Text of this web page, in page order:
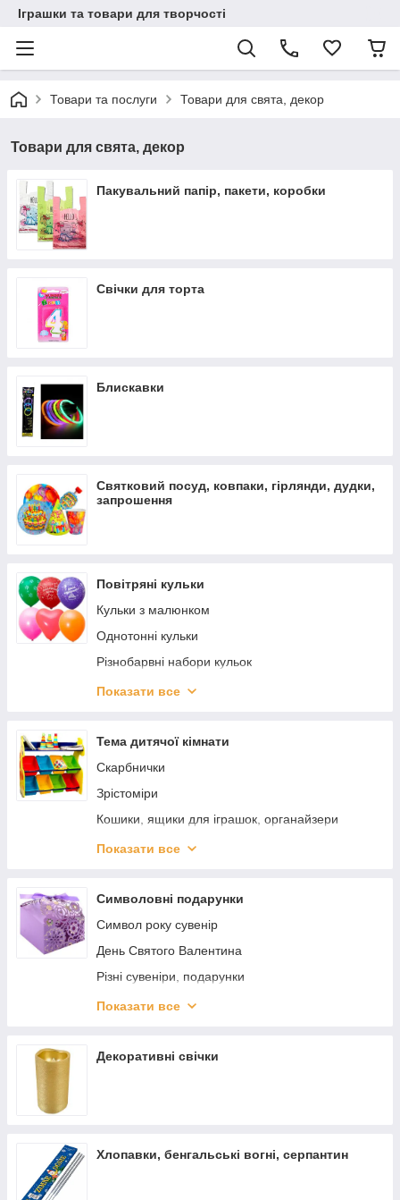
Іграшки та товари для творчості
Товари та послуги Товари для свята, декор
Товари для свята, декор
Пакувальний папір, пакети, коробки
Свічки для торта
Блискавки
Святковий посуд, ковпаки, гірлянди, дудки,
запрошення
Повітряні кульки
Кульки з малюнком
Однотонні кульки
Різнобарвні набори кульок
Тримачі, насоси для куль
Показати все
Тема дитячої кімнати
Скарбнички
Зрістоміри
Кошики, ящики для іграшок, органайзери
Подушки декоративні для дитячої
Дитячі столики зі стільчиками
Відбиток ручки, ніжки
Килимок-пазл
Тепла підлога
Фоторамки/ Фотоальбоми
Годинник настінний, настільний
Показати все
Символовні подарунки
Символ року сувенір
День Святого Валентина
Різні сувеніри, подарунки
Брелки
Показати все
Декоративні свічки
Хлопавки, бенгальські вогні, серпантин